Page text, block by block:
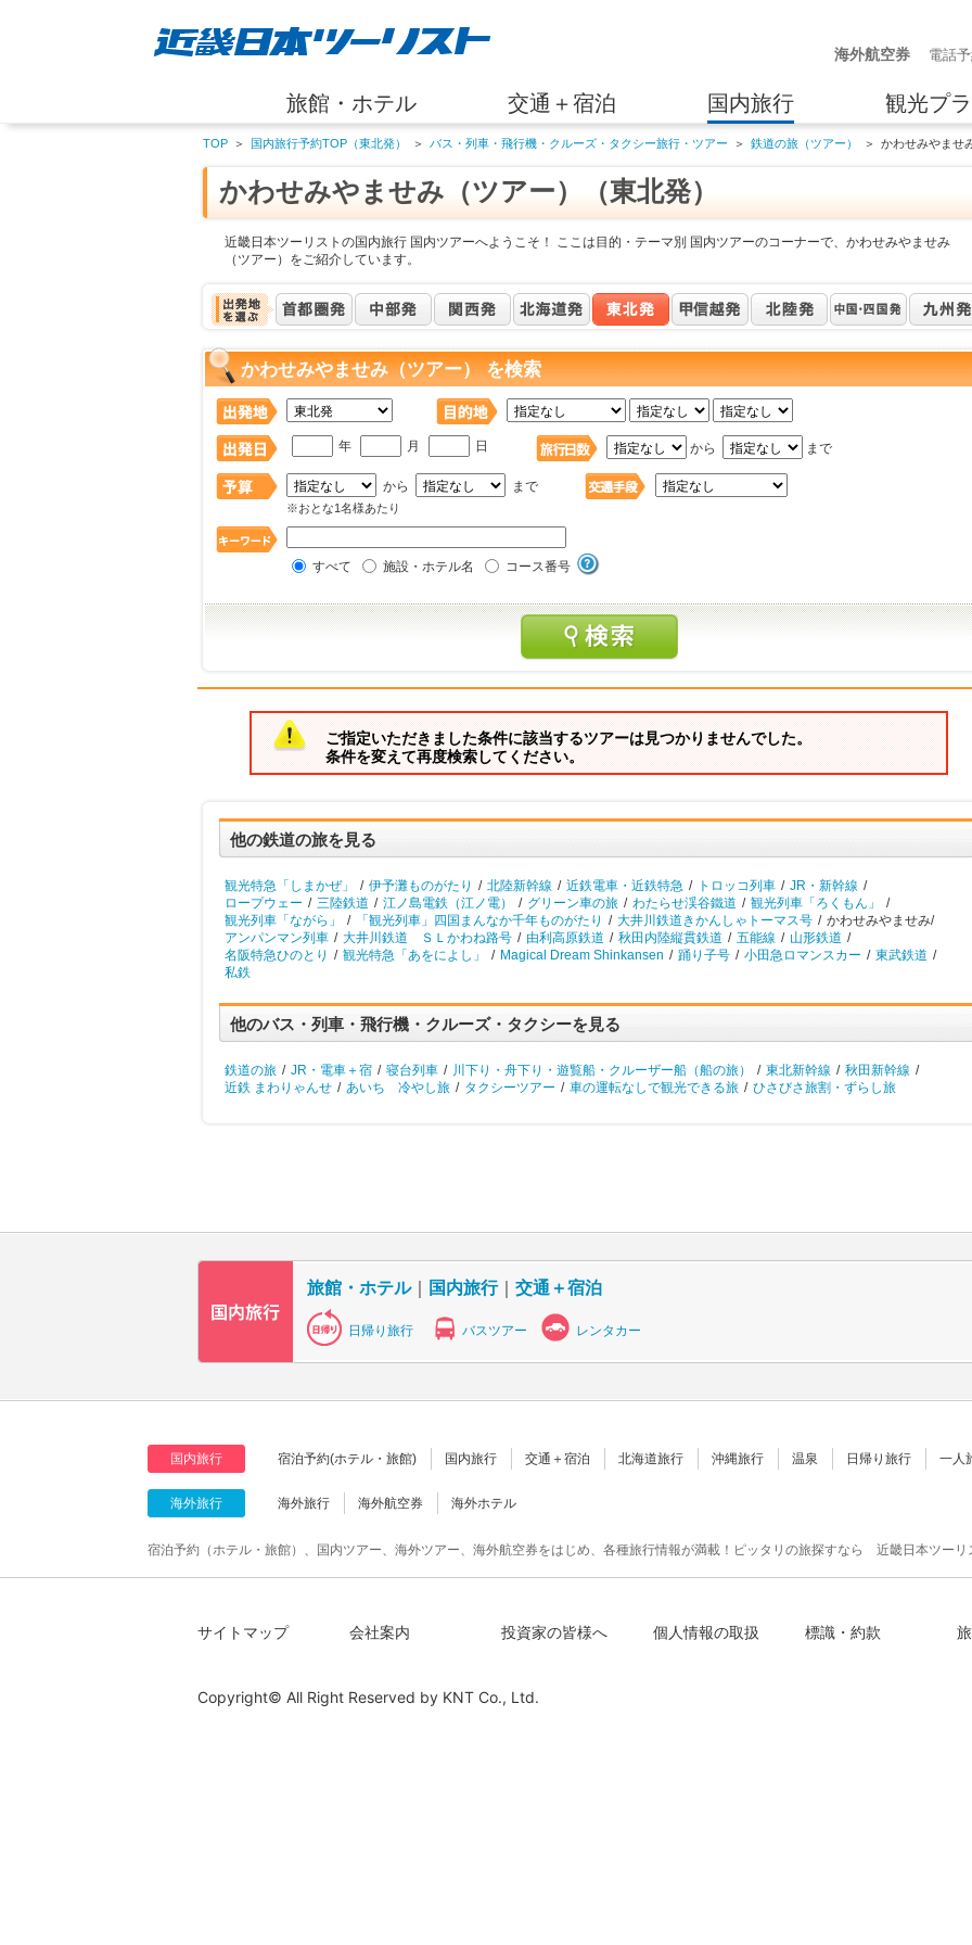
海外航空券 電話
旅館・ホテル 交通＋宿泊 国内旅行 観光プ
TOP ＞ 国内旅行予約TOP（東北発） ＞ バス・列車・飛行機・クルーズ・タクシー旅行・ツアー ＞ 鉄道の旅（ツアー） ＞ かわせみやませ
かわせみやませみ（ツアー）（東北発）
近畿日本ツーリストの国内旅行 国内ツアーへようこそ！ ここは目的・テーマ別 国内ツアーのコーナーで、かわせみやませみ
（ツアー）をご紹介しています。
かわせみやませみ（ツアー） を検索
年 月 日 から まで
から まで
※おとな1名様あたり
すべて 施設・ホテル名 コース番号
ご指定いただきました条件に該当するツアーは見つかりませんでした。
条件を変えて再度検索してください。
他の鉄道の旅を見る
観光特急「しまかぜ」 / 伊予灘ものがたり / 北陸新幹線 / 近鉄電車・近鉄特急 / トロッコ列車 / JR・新幹線 /
ロープウェー / 三陸鉄道 / 江ノ島電鉄（江ノ電） / グリーン車の旅 / わたらせ渓谷鐵道 / 観光列車「ろくもん」
/
観光列車「ながら」
/ 「観光列車」四国まんなか千年ものがたり / 大井川鉄道きかんしゃトーマス号 / かわせみやませみ/
アンパンマン列車 / 大井川鉄道 ＳＬかわね路号 / 由利高原鉄道 / 秋田内陸縦貫鉄道 / 五能線 / 山形鉄道 /
名阪特急ひのとり / 観光特急「あをによし」 / Magical Dream Shinkansen / 踊り子号 / 小田急ロマンスカー / 東武鉄道 /
私鉄
他のバス・列車・飛行機・クルーズ・タクシーを見る
鉄道の旅 / JR・電車＋宿 / 寝台列車 / 川下り・舟下り・遊覧船・クルーザー船（船の旅） / 東北新幹線 / 秋田新幹線 /
近鉄 まわりゃんせ / あいち 冷やし旅 / タクシーツアー / 車の運転なしで観光できる旅 / ひさびさ旅割・ずらし旅
旅館・ホテル｜ 国内旅行｜ 交通＋宿泊
日帰り旅行 バスツアー レンタカー
国内旅行 宿泊予約(ホテル・旅館) 国内旅行 交通＋宿泊 北海道旅行 沖縄旅行 温泉 日帰り旅行 一人
海外旅行 海外旅行 海外航空券 海外ホテル
宿泊予約（ホテル・旅館）、国内ツアー、海外ツアー、海外航空券をはじめ、各種旅行情報が満載！ピッタリの旅探すなら 近畿日本ツーリ
サイトマップ 会社案内 投資家の皆様へ 個人情報の取扱 標識・約款
Copyright© All Right Reserved by KNT Co., Ltd.